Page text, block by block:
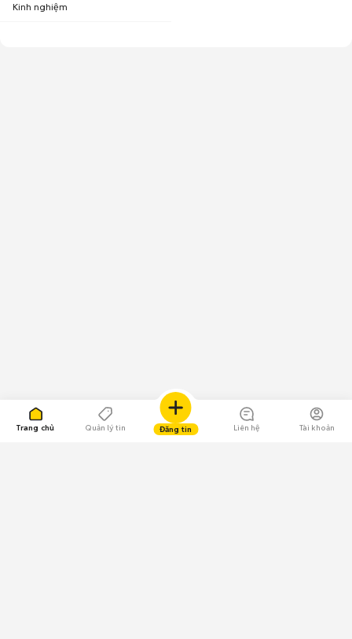
Trang chủ Quản lý tin Đăng tin Liên hệ Tài khoản
Kinh nghiệm